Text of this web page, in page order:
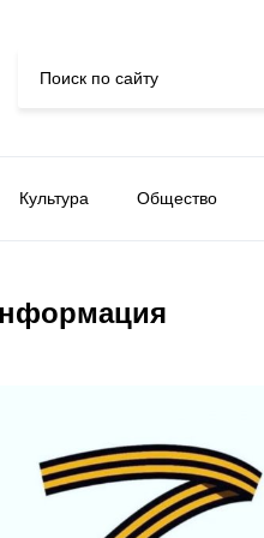
Культура Общество